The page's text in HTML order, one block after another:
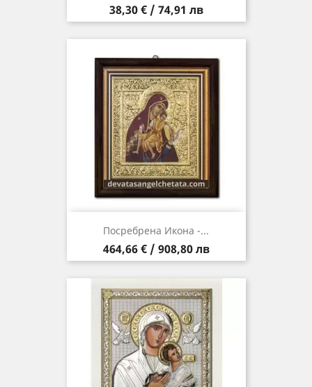
Цена
38,30 € / 74,91 лв
Посребрена Икона -...
Цена
464,66 € / 908,80 лв